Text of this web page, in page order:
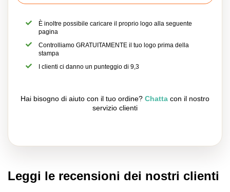
È inoltre possibile caricare il proprio logo alla seguente
pagina
Controlliamo GRATUITAMENTE il tuo logo prima della
stampa
I clienti ci danno un punteggio di 9,3
Hai bisogno di aiuto con il tuo ordine? Chatta con il nostro
servizio clienti
Leggi le recensioni dei nostri clienti